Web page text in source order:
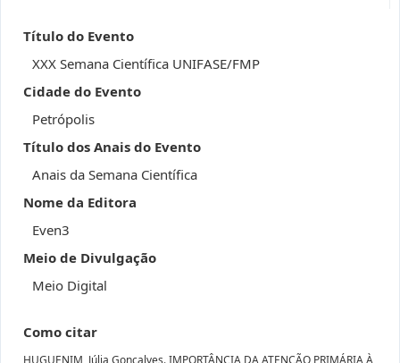
Título do Evento
XXX Semana Científica UNIFASE/FMP
Cidade do Evento
Petrópolis
Título dos Anais do Evento
Anais da Semana Científica
Nome da Editora
Even3
Meio de Divulgação
Meio Digital
Como citar
HUGUENIM, Júlia Gonçalves. IMPORTÂNCIA DA ATENÇÃO PRIMÁRIA À